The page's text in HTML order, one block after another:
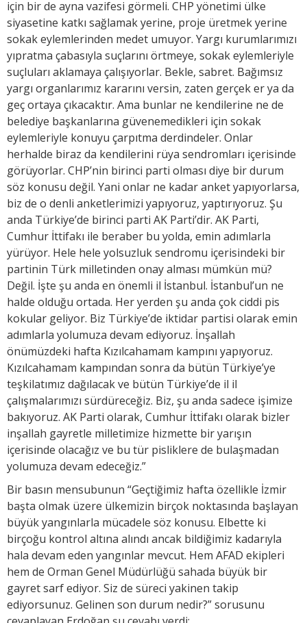
için bir de ayna vazifesi görmeli. CHP yönetimi ülke
siyasetine katkı sağlamak yerine, proje üretmek yerine
sokak eylemlerinden medet umuyor. Yargı kurumlarımızı
yıpratma çabasıyla suçlarını örtmeye, sokak eylemleriyle
suçluları aklamaya çalışıyorlar. Bekle, sabret. Bağımsız
yargı organlarımız kararını versin, zaten gerçek er ya da
geç ortaya çıkacaktır. Ama bunlar ne kendilerine ne de
belediye başkanlarına güvenemedikleri için sokak
eylemleriyle konuyu çarpıtma derdindeler. Onlar
herhalde biraz da kendilerini rüya sendromları içerisinde
görüyorlar. CHP’nin birinci parti olması diye bir durum
söz konusu değil. Yani onlar ne kadar anket yapıyorlarsa,
biz de o denli anketlerimizi yapıyoruz, yaptırıyoruz. Şu
anda Türkiye’de birinci parti AK Parti’dir. AK Parti,
Cumhur İttifakı ile beraber bu yolda, emin adımlarla
yürüyor. Hele hele yolsuzluk sendromu içerisindeki bir
partinin Türk milletinden onay alması mümkün mü?
Değil. İşte şu anda en önemli il İstanbul. İstanbul’un ne
halde olduğu ortada. Her yerden şu anda çok ciddi pis
kokular geliyor. Biz Türkiye’de iktidar partisi olarak emin
adımlarla yolumuza devam ediyoruz. İnşallah
önümüzdeki hafta Kızılcahamam kampını yapıyoruz.
Kızılcahamam kampından sonra da bütün Türkiye’ye
teşkilatımız dağılacak ve bütün Türkiye’de il il
çalışmalarımızı sürdüreceğiz. Biz, şu anda sadece işimize
bakıyoruz. AK Parti olarak, Cumhur İttifakı olarak bizler
inşallah gayretle milletimize hizmette bir yarışın
içerisinde olacağız ve bu tür pisliklere de bulaşmadan
yolumuza devam edeceğiz.”
Bir basın mensubunun “Geçtiğimiz hafta özellikle İzmir
başta olmak üzere ülkemizin birçok noktasında başlayan
büyük yangınlarla mücadele söz konusu. Elbette ki
birçoğu kontrol altına alındı ancak bildiğimiz kadarıyla
hala devam eden yangınlar mevcut. Hem AFAD ekipleri
hem de Orman Genel Müdürlüğü sahada büyük bir
gayret sarf ediyor. Siz de süreci yakinen takip
ediyorsunuz. Gelinen son durum nedir?” sorusunu